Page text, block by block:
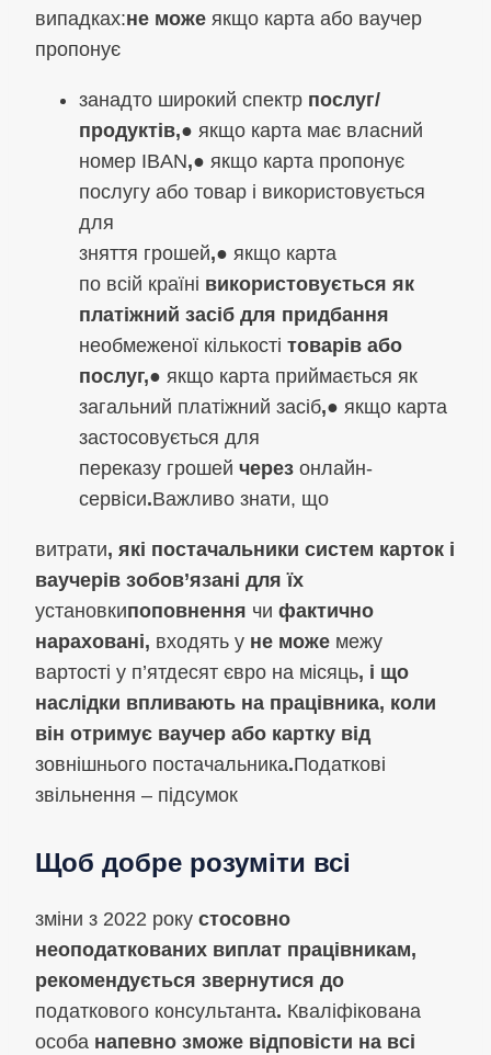
випадках:не може якщо карта або ваучер
пропонує
занадто широкий спектр послуг/
продуктів,● якщо карта має власний
номер IBAN,● якщо карта пропонує
послугу або товар і використовується
для
зняття грошей,● якщо карта
по всій країні використовується як
платіжний засіб для придбання
необмеженої кількості товарів або
послуг,● якщо карта приймається як
загальний платіжний засіб,● якщо карта
застосовується для
переказу грошей через онлайн-
сервіси.Важливо знати, що
витрати, які постачальники систем карток і
ваучерів зобов’язані для їх
установкипоповнення чи фактично
нараховані, входять у не може межу
вартості у п’ятдесят євро на місяць, і що
наслідки впливають на працівника, коли
він отримує ваучер або картку від
зовнішнього постачальника.Податкові
звільнення – підсумок
Щоб добре розуміти всі
зміни з 2022 року стосовно
неоподаткованих виплат працівникам,
рекомендується звернутися до
податкового консультанта. Кваліфікована
особа напевно зможе відповісти на всі